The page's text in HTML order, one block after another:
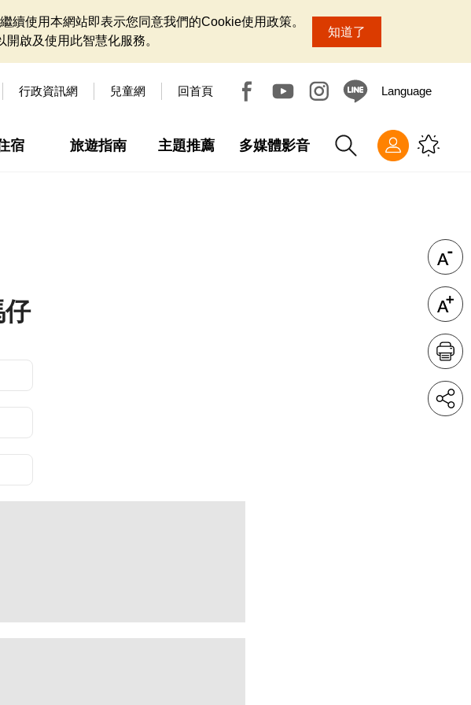
使用本網站即表示您同意我們的Cookie使用政策。
啟及使用此智慧化服務。
知道了
行政資訊網 兒童網 回首頁 Language
宿 旅遊指南 主題推薦 多媒體影音
仔